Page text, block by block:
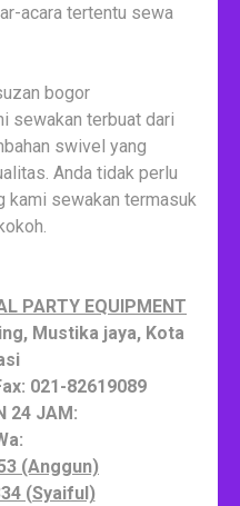
acara tertentu sewa
sewakan terbuat dari
swivel yang
Anda tidak perlu
kami sewakan termasuk
PARTY EQUIPMENT
Mustika jaya, Kota
021-82619089
24 JAM:
(Anggun)
(Syaiful)